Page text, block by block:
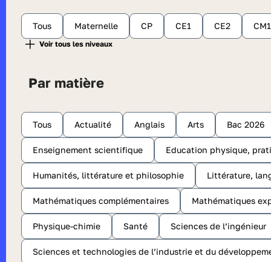
Tous Maternelle CP CE1 CE2 CM1
Par matière
Tous Actualité Anglais Arts Bac 2026
Enseignement scientifique Education physique,
Humanités, littérature et philosophie Littérature,
Mathématiques complémentaires Mathématiques
Physique-chimie Santé Sciences de l’ingénieur
Sciences et technologies de l’industrie et du